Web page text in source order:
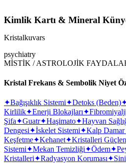
Kimlik Kartı & Mineral
Kristalkuvars
psychiatry
MİSTİK / ASTROLOJİK
Kristal Frekans & Sembolik Niyet
✦Bağışıklık Sistemi✦Detoks (Beden)
Kirlilik✦Enerji Blokajları✦Fibromiyalji
Şifa✦Guatr✦Haşimato✦Hayvan
Dengesi✦İskelet Sistemi✦Kalp Damar
Keşfetme✦Kehanet✦Kristalleri
Sistemi✦Mekan Temizliği✦Ödem✦
Kristalleri✦Radyasyon Koruması✦